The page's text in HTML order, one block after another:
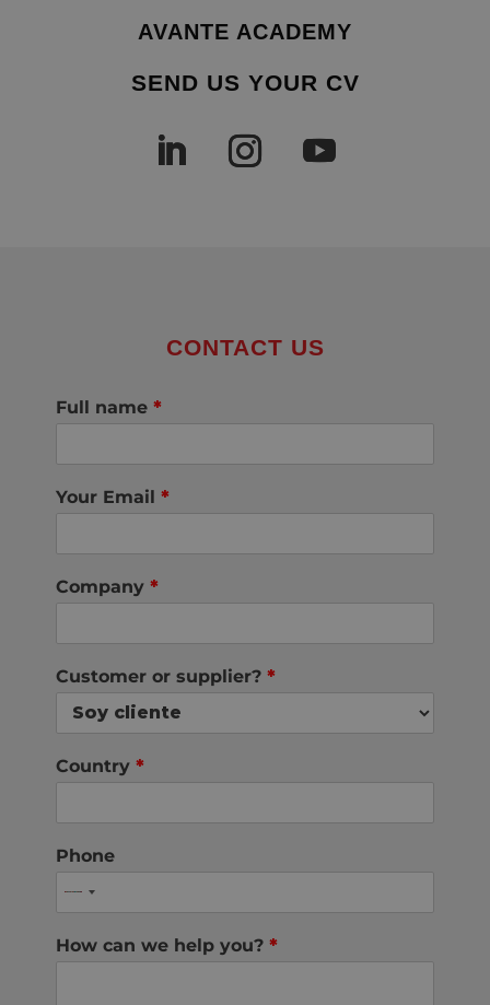
AVANTE ACADEMY
SEND US YOUR CV
CONTACT US
Full name *
Your Email *
Company *
Customer or supplier? *
Country *
Phone
How can we help you? *